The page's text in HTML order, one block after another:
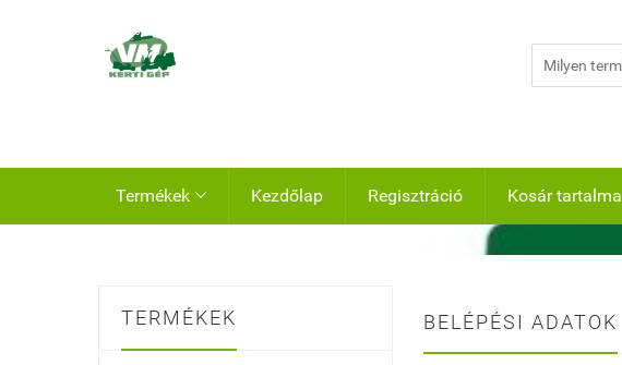
Termékek  Kezdőlap Regisztráció Kosár tartalma
TERMÉKEK BELÉPÉSI ADATOK